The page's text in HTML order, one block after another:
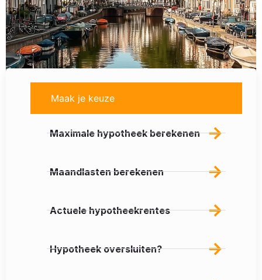
Maak je keuze
Maximale hypotheek berekenen
Maandlasten berekenen
Actuele hypotheekrentes
Hypotheek oversluiten?